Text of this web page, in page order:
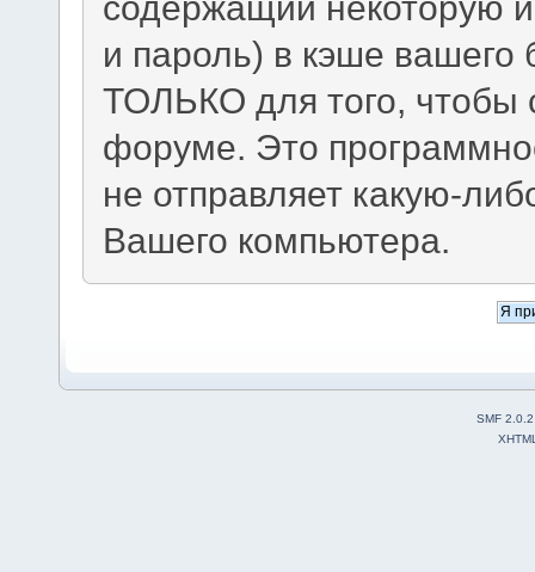
и пароль) в кэше вашего
ТОЛЬКО для того, чтобы
форуме. Это
не отправляет какую-
Вашего компьютера.
SMF 2.0.2